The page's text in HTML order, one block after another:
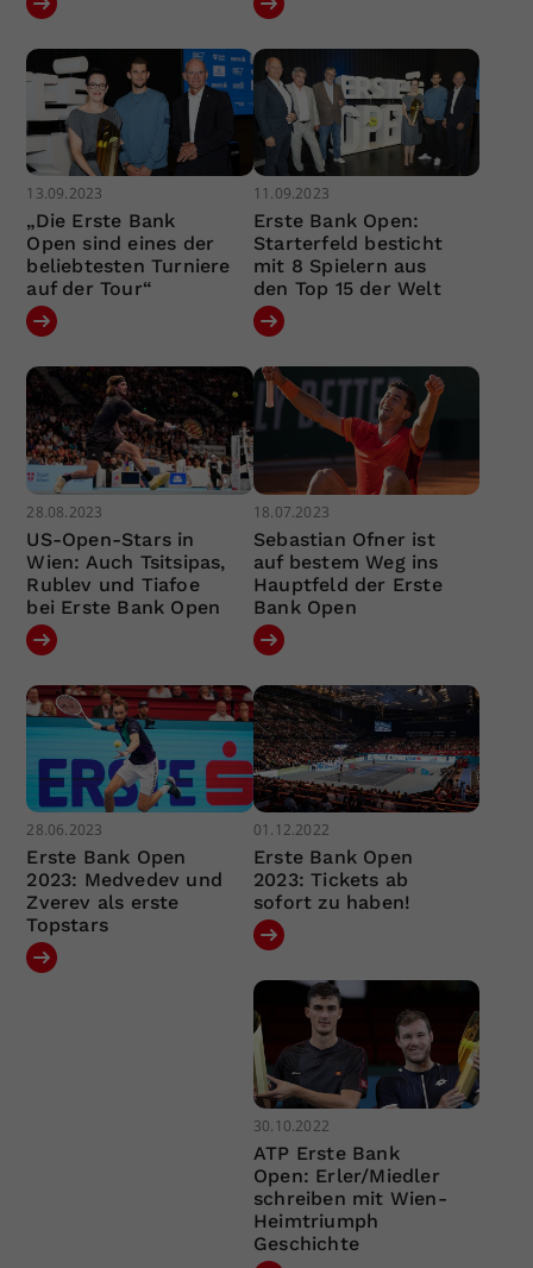
13.09.2023
„Die Erste Bank
Open sind eines der
beliebtesten Turniere
auf der Tour“
11.09.2023
Erste Bank Open:
Starterfeld besticht
mit 8 Spielern aus
den Top 15 der Welt
28.08.2023
US-Open-Stars in
Wien: Auch Tsitsipas,
Rublev und Tiafoe
bei Erste Bank Open
18.07.2023
Sebastian Ofner ist
auf bestem Weg ins
Hauptfeld der Erste
Bank Open
28.06.2023
Erste Bank Open
2023: Medvedev und
Zverev als erste
Topstars
01.12.2022
Erste Bank Open
2023: Tickets ab
sofort zu haben!
30.10.2022
ATP Erste Bank
Open: Erler/Miedler
schreiben mit Wien-
Heimtriumph
Geschichte